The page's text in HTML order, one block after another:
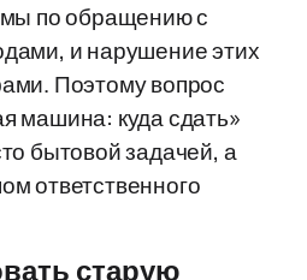
по обращению с
и нарушение этих
Поэтому вопрос
машина: куда сдать»
бытовой задачей, а
ответственного
старую